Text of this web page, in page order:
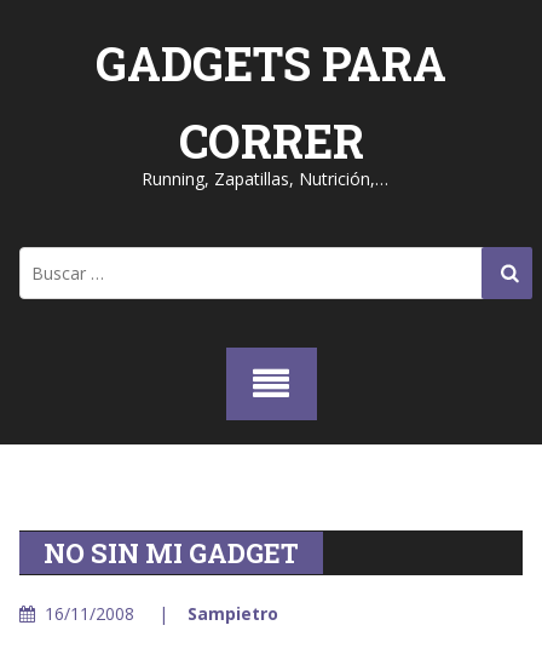
GADGETS PARA
CORRER
Running, Zapatillas, Nutrición,…
NO SIN MI GADGET
16/11/2008 Sampietro